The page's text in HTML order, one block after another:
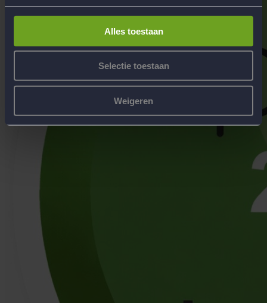
Alles toestaan
Selectie toestaan
Weigeren